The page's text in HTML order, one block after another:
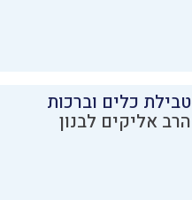
טבילת כלים וברכות
הרב אליקים לבנון